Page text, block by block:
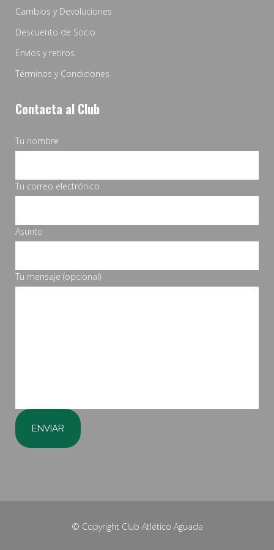
Cambios y Devoluciones
Descuento de Socio
Envíos y retiros
Términos y Condiciones
Contacta al Club
Tu nombre
Tu correo electrónico
Asunto
Tu mensaje (opcional)
© Copyright Club Atlético Aguada